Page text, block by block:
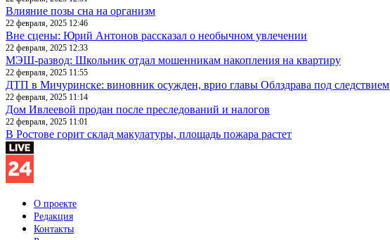
Влияние позы сна на организм
22 февраля, 2025 12:46
Вне сцены: Юрий Антонов рассказал о необычном увлечении
22 февраля, 2025 12:33
МЭШ-развод: Школьник отдал мошенникам накопления на квартиру
22 февраля, 2025 11:55
ДТП в Мичуринске: виновник осужден, врио главы Облздрава под следствием
22 февраля, 2025 11:14
Дом Ивлеевой продан после преследований и налогов
22 февраля, 2025 11:01
В Ростове горит склад макулатуры, площадь пожара растет
О проекте
Редакция
Контакты